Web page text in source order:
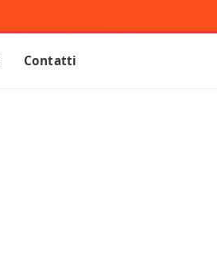
Contatti